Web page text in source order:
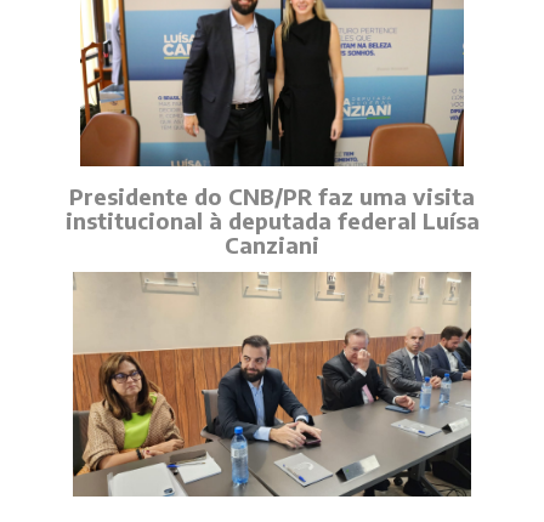
Presidente do CNB/PR faz uma visita
institucional à deputada federal Luísa
Canziani